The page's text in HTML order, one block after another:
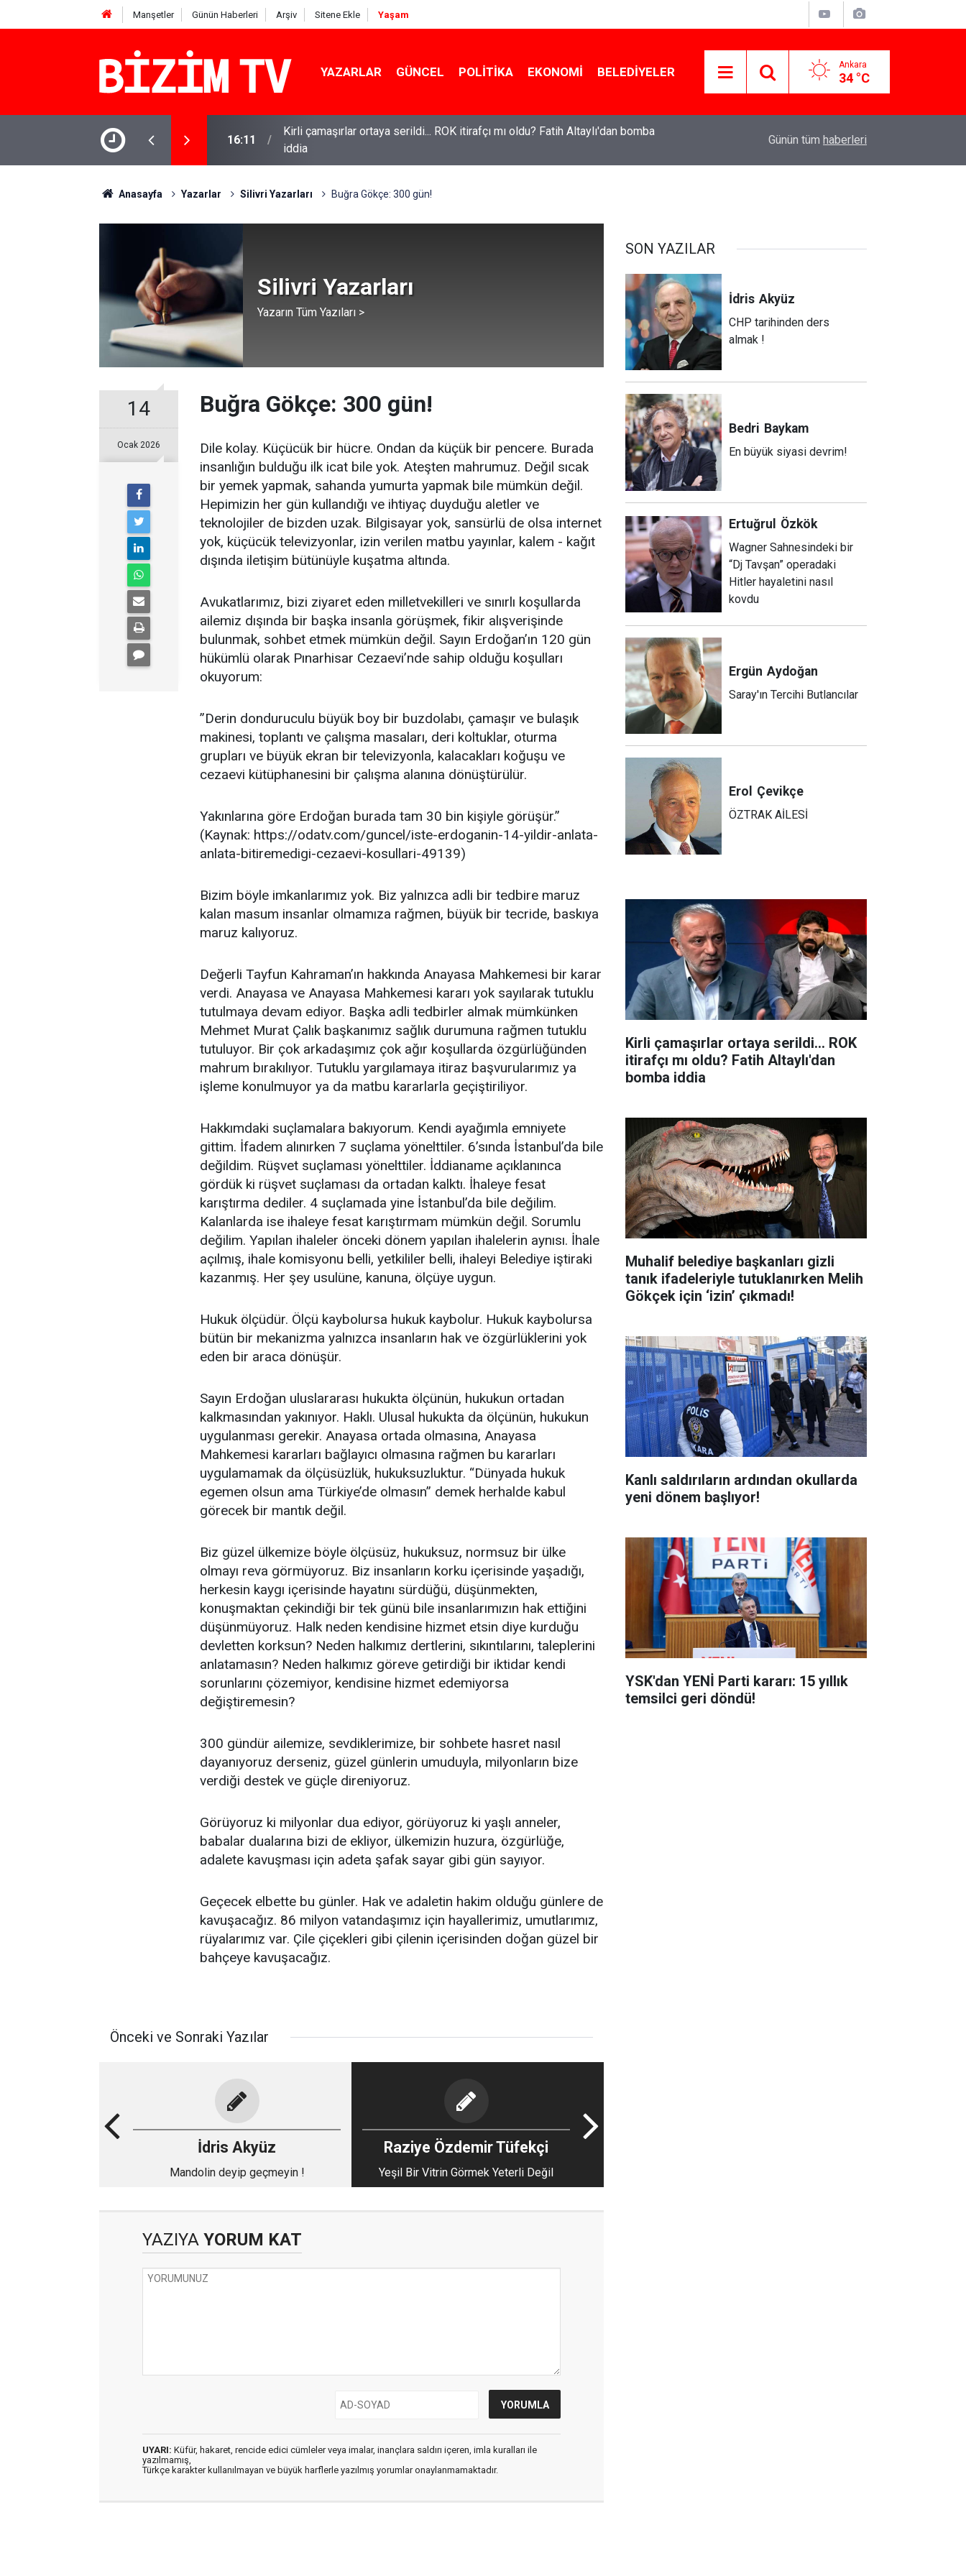
Manşetler Günün Haberleri Arşiv Sitene Ekle Yaşam
YAZARLAR GÜNCEL POLITIKA EKONOMI BELEDIYELER Ankara
34 °C
itirafçı mı oldu? Fatih Altaylı'dan bomba
15:13 Özgür Özel'den Le Monde'a çarpıcı yazı: 'Bu sürecin kırılma noktası...'
için ‘izin’ çıkmadı!
Günün tüm haberleri
Anasayfa Yazarlar Silivri Yazarları Buğra Gökçe: 300 gün!
Silivri Yazarları
Yazarın Tüm Yazıları >
14
Ocak 2026
Buğra Gökçe: 300 gün!
Dile kolay. Küçücük bir hücre. Ondan da küçük bir pencere. Burada
insanlığın bulduğu ilk icat bile yok. Ateşten mahrumuz. Değil sıcak
bir yemek yapmak, sahanda yumurta yapmak bile mümkün değil.
Hepimizin her gün kullandığı ve ihtiyaç duyduğu aletler ve
teknolojiler de bizden uzak. Bilgisayar yok, sansürlü de olsa internet
yok, küçücük televizyonlar, izin verilen matbu yayınlar, kalem - kağıt
dışında iletişim bütünüyle kuşatma altında.
Avukatlarımız, bizi ziyaret eden milletvekilleri ve sınırlı koşullarda
ailemiz dışında bir başka insanla görüşmek, fikir alışverişinde
bulunmak, sohbet etmek mümkün değil. Sayın Erdoğan’ın 120 gün
hükümlü olarak Pınarhisar Cezaevi’nde sahip olduğu koşulları
okuyorum:
”Derin donduruculu büyük boy bir buzdolabı, çamaşır ve bulaşık
makinesi, toplantı ve çalışma masaları, deri koltuklar, oturma
grupları ve büyük ekran bir televizyonla, kalacakları koğuşu ve
cezaevi kütüphanesini bir çalışma alanına dönüştürülür.
Yakınlarına göre Erdoğan burada tam 30 bin kişiyle görüşür.”
(Kaynak: https://odatv.com/guncel/iste-erdoganin-14-yildir-anlata-
anlata-bitiremedigi-cezaevi-kosullari-49139)
Bizim böyle imkanlarımız yok. Biz yalnızca adli bir tedbire maruz
kalan masum insanlar olmamıza rağmen, büyük bir tecride, baskıya
maruz kalıyoruz.
Değerli Tayfun Kahraman’ın hakkında Anayasa Mahkemesi bir karar
verdi. Anayasa ve Anayasa Mahkemesi kararı yok sayılarak tutuklu
tutulmaya devam ediyor. Başka adli tedbirler almak mümkünken
Mehmet Murat Çalık başkanımız sağlık durumuna rağmen tutuklu
tutuluyor. Bir çok arkadaşımız çok ağır koşullarda özgürlüğünden
mahrum bırakılıyor. Tutuklu yargılamaya itiraz başvurularımız ya
işleme konulmuyor ya da matbu kararlarla geçiştiriliyor.
Hakkımdaki suçlamalara bakıyorum. Kendi ayağımla emniyete
gittim. İfadem alınırken 7 suçlama yönelttiler. 6’sında İstanbul’da bile
değildim. Rüşvet suçlaması yönelttiler. İddianame açıklanınca
gördük ki rüşvet suçlaması da ortadan kalktı. İhaleye fesat
karıştırma dediler. 4 suçlamada yine İstanbul’da bile değilim.
Kalanlarda ise ihaleye fesat karıştırmam mümkün değil. Sorumlu
değilim. Yapılan ihaleler önceki dönem yapılan ihalelerin aynısı. İhale
açılmış, ihale komisyonu belli, yetkililer belli, ihaleyi Belediye iştiraki
kazanmış. Her şey usulüne, kanuna, ölçüye uygun.
Hukuk ölçüdür. Ölçü kaybolursa hukuk kaybolur. Hukuk kaybolursa
bütün bir mekanizma yalnızca insanların hak ve özgürlüklerini yok
eden bir araca dönüşür.
Sayın Erdoğan uluslararası hukukta ölçünün, hukukun ortadan
kalkmasından yakınıyor. Haklı. Ulusal hukukta da ölçünün, hukukun
uygulanması gerekir. Anayasa ortada olmasına, Anayasa
Mahkemesi kararları bağlayıcı olmasına rağmen bu kararları
uygulamamak da ölçüsüzlük, hukuksuzluktur. “Dünyada hukuk
egemen olsun ama Türkiye’de olmasın” demek herhalde kabul
görecek bir mantık değil.
Biz güzel ülkemize böyle ölçüsüz, hukuksuz, normsuz bir ülke
olmayı reva görmüyoruz. Biz insanların korku içerisinde yaşadığı,
herkesin kaygı içerisinde hayatını sürdüğü, düşünmekten,
konuşmaktan çekindiği bir tek günü bile insanlarımızın hak ettiğini
düşünmüyoruz. Halk neden kendisine hizmet etsin diye kurduğu
devletten korksun? Neden halkımız dertlerini, sıkıntılarını, taleplerini
anlatamasın? Neden halkımız göreve getirdiği bir iktidar kendi
sorunlarını çözemiyor, kendisine hizmet edemiyorsa
değiştiremesin?
300 gündür ailemize, sevdiklerimize, bir sohbete hasret nasıl
dayanıyoruz derseniz, güzel günlerin umuduyla, milyonların bize
verdiği destek ve güçle direniyoruz.
Görüyoruz ki milyonlar dua ediyor, görüyoruz ki yaşlı anneler,
babalar dualarına bizi de ekliyor, ülkemizin huzura, özgürlüğe,
adalete kavuşması için adeta şafak sayar gibi gün sayıyor.
Geçecek elbette bu günler. Hak ve adaletin hakim olduğu günlere de
kavuşacağız. 86 milyon vatandaşımız için hayallerimiz, umutlarımız,
rüyalarımız var. Çile çiçekleri gibi çilenin içerisinden doğan güzel bir
bahçeye kavuşacağız.
Önceki ve Sonraki Yazılar
İdris Akyüz
Mandolin deyip geçmeyin !
Raziye Özdemir Tüfekçi
Yeşil Bir Vitrin Görmek Yeterli Değil
YAZIYA YORUM KAT
UYARI: Küfür, hakaret, rencide edici cümleler veya imalar, inançlara saldırı içeren, imla kuralları ile
yazılmamış,
Türkçe karakter kullanılmayan ve büyük harflerle yazılmış yorumlar onaylanmamaktadır.
SON YAZILAR
İdris Akyüz
CHP tarihinden ders
almak !
Bedri Baykam
En büyük siyasi devrim!
Ertuğrul Özkök
Wagner Sahnesindeki bir
“Dj Tavşan” operadaki
Hitler hayaletini nasıl
kovdu
Ergün Aydoğan
Saray'ın Tercihi Butlancılar
Erol Çevikçe
ÖZTRAK AİLESİ
Kirli çamaşırlar ortaya serildi... ROK
itirafçı mı oldu? Fatih Altaylı'dan
bomba iddia
Muhalif belediye başkanları gizli
tanık ifadeleriyle tutuklanırken Melih
Gökçek için ‘izin’ çıkmadı!
Kanlı saldırıların ardından okullarda
yeni dönem başlıyor!
YSK'dan YENİ Parti kararı: 15 yıllık
temsilci geri döndü!